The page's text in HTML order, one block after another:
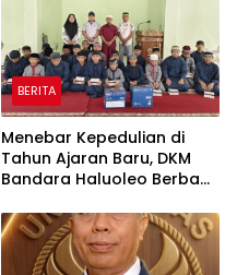
BERITA
Menebar Kepedulian di
Tahun Ajaran Baru, DKM
Bandara Haluoleo Berbagi
untuk Anak Panti